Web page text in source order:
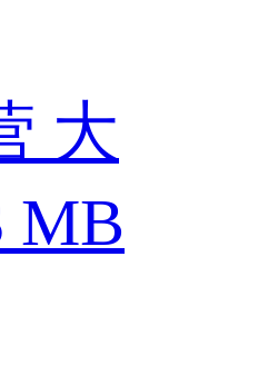
大
MB